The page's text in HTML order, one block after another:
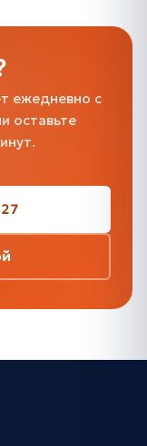
ежедневно с
оставьте